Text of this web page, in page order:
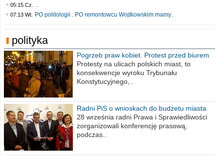
05:15 Cz. ..
07:13 Wt. PO politologii . PO remontowcu Wojtkowskim mamy..
polityka
Pogrzeb praw kobiet. Protest przed biurem
poselskim PiS
Protesty na ulicach polskich miast, to
konsekwencje wyroku Trybunału
Konstytucyjnego,..
Radni PiS o wnioskach do budżetu miasta
na 2021 rok
28 września radni Prawa i Sprawiedliwości
zorganizowali konferencję prasową,
podczas..